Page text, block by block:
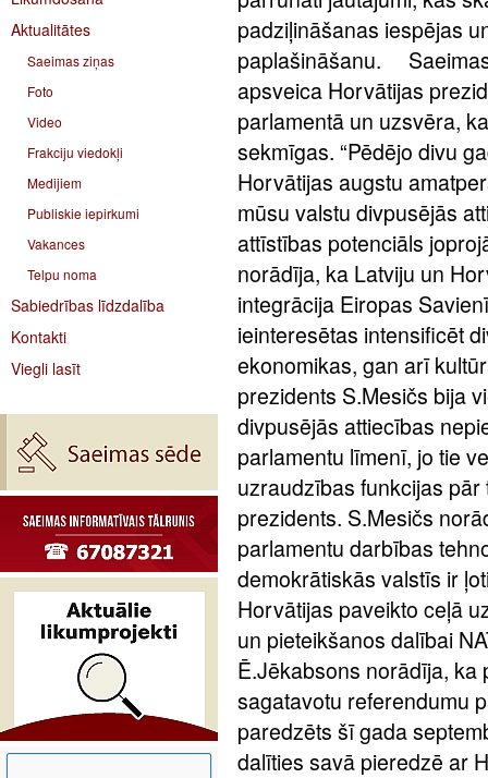
Aktualitātes
Saeimas ziņas
Foto
Video
Frakciju viedokļi
Medijiem
Publiskie iepirkumi
Vakances
Telpu noma
Sabiedrības līdzdalība
Kontakti
Viegli lasīt
padziļināšanas iespējas
paplašināšanu.
apsveica Horvātijas
parlamentā un uzsvēra,
sekmīgas. “Pēdējo divu
Horvātijas augstu
mūsu valstu divpusējās
attīstības potenciāls
norādīja, ka Latviju un
integrācija Eiropas
ieinteresētas intensificēt
ekonomikas, gan arī
prezidents S.Mesičs bija
divpusējās attiecības
parlamentu līmenī, jo tie
uzraudzības funkcijas
prezidents. S.Mesičs
parlamentu darbības
demokrātiskās valstīs ir
Horvātijas paveikto ceļā
un pieteikšanos dalībai
Ē.Jēkabsons norādīja, ka
sagatavotu referendumu
paredzēts šī gada
dalīties savā pieredzē ar